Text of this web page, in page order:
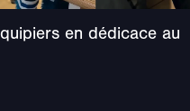
en dédicace au